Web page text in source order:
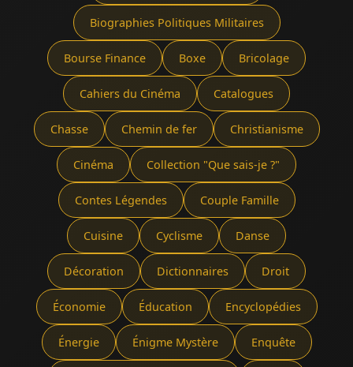
Biographies Politiques Militaires
Bourse Finance Boxe Bricolage
Cahiers du Cinéma Catalogues
Chasse Chemin de fer Christianisme
Cinéma Collection "Que sais-je ?"
Contes Légendes Couple Famille
Cuisine Cyclisme Danse
Décoration Dictionnaires Droit
Économie Éducation Encyclopédies
Énergie Énigme Mystère Enquête